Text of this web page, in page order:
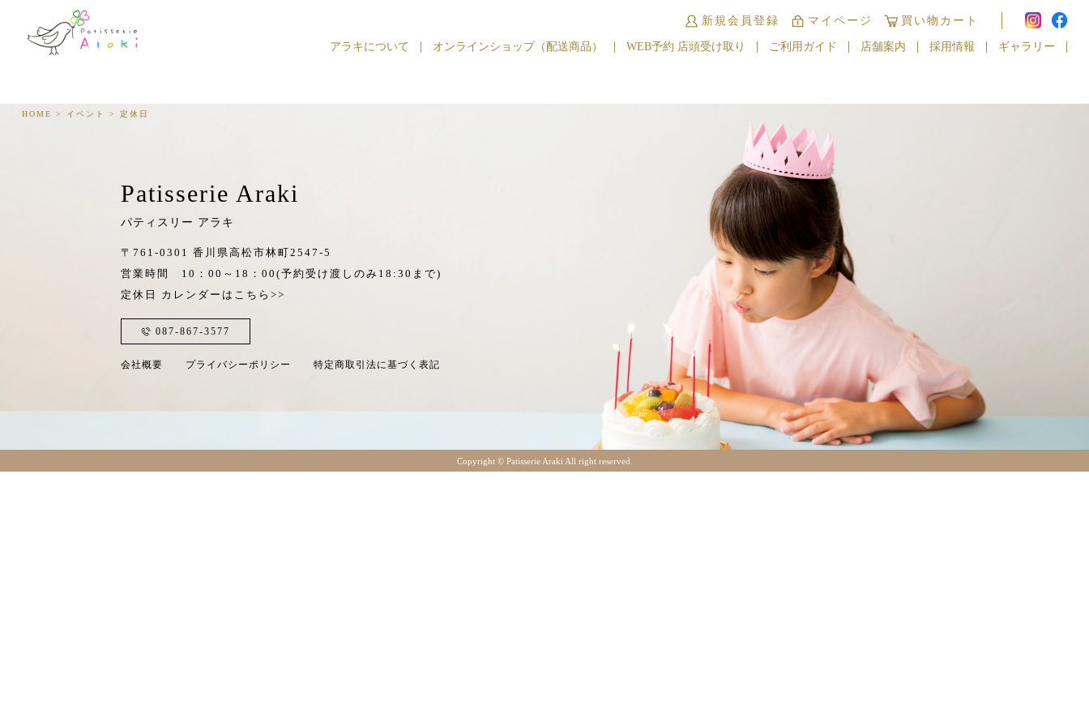
新規会員登録 マイページ 買い物カート
アラキについて オンラインショップ（配送商品） WEB予約 店頭受け取り ご利用ガイド 店舗案内 採用情報 ギャラリー
HOME > イベント > 定休日
Patisserie Araki
パティスリー アラキ
〒761-0301 香川県高松市林町2547-5
営業時間 10：00～18：00 (予約受け渡しのみ18:30まで)
定休日 カレンダーはこちら>>
087-867-3577
会社概要 プライバシーポリシー 特定商取引法に基づく表記
Copyright ©︎ Patisserie Araki All right reserved.